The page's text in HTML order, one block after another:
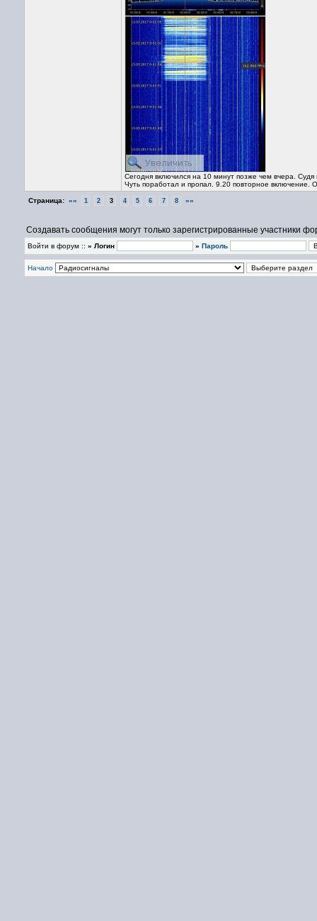
Сегодня включился на 10 минут позже чем вчера.
Чуть поработал и пропал. 9.20 повторное включение.
Страница: «« 1 2 3 4 5 6 7 8 »»
Создавать сообщения могут только зарегистрированные участники
Войти в форум :: » Логин » Пароль
Начало